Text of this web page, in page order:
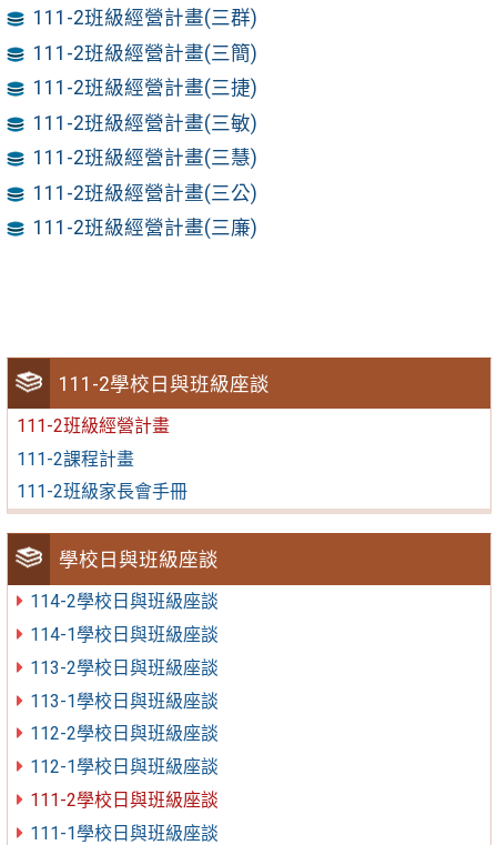
111-2學校日與班級座談
111-2班級經營計畫
111-2課程計畫
111-2班級家長會手冊
學校日與班級座談
114-2學校日與班級座談
114-1學校日與班級座談
113-2學校日與班級座談
113-1學校日與班級座談
112-2學校日與班級座談
112-1學校日與班級座談
111-2學校日與班級座談
111-1學校日與班級座談
111-2班級經營計畫(三群)
111-2班級經營計畫(三簡)
111-2班級經營計畫(三捷)
111-2班級經營計畫(三敏)
111-2班級經營計畫(三慧)
111-2班級經營計畫(三公)
111-2班級經營計畫(三廉)